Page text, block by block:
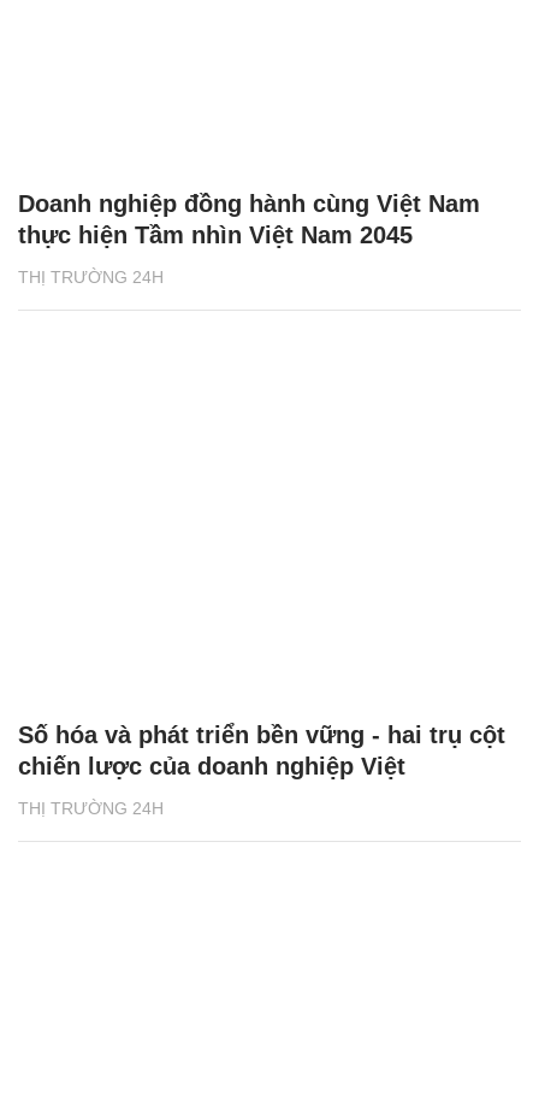
THỊ TRƯỜNG 24H
Doanh nghiệp đồng hành cùng Việt Nam
thực hiện Tầm nhìn Việt Nam 2045
THỊ TRƯỜNG 24H
Số hóa và phát triển bền vững - hai trụ cột
chiến lược của doanh nghiệp Việt